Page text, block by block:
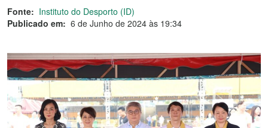
Fonte: Instituto do Desporto (ID)
Publicado em: 6 de Junho de 2024 às 19:34